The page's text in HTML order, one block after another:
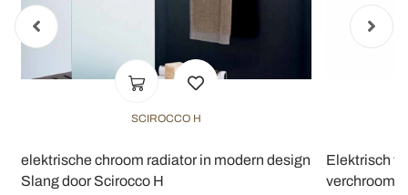
SCIROCCO H
elektrische chroom radiator in modern design
Slang door Scirocco H
Elektrisch
verchroomd